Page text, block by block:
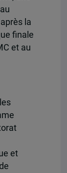
la
finale
et au
et